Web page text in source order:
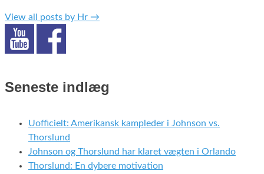
View all posts by Hr →
Seneste indlæg
Uofficielt: Amerikansk kampleder i Johnson vs.
Thorslund
Johnson og Thorslund har klaret vægten i Orlando
Thorslund: En dybere motivation